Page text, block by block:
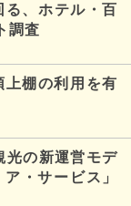
る、ホテル・百
調査
棚の利用を有
の新運営モデ
・サービス」